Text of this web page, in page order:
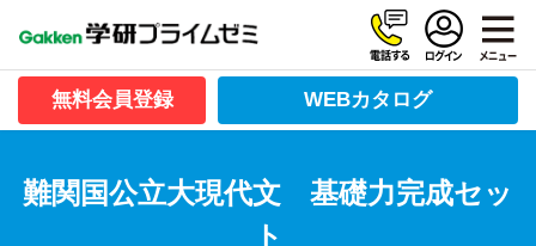
無料会員登録 WEBカタログ
難関国公立大現代文 基礎力完成セッ
ト